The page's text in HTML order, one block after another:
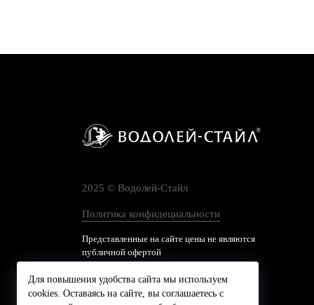
2025 © Водолей-Cтайл
Политика конфидециальности
Представленные на сайте цены не являются
публичной офертой
Для повышения удобства сайта мы используем
cookies. Оставаясь на сайте, вы соглашаетесь с